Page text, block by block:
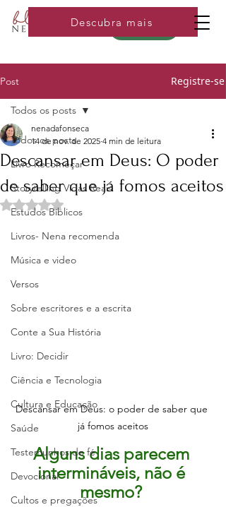
Loja
Descubra mais
Post Registre-se
Todos os posts
Livro Recomeçar
Storytelling Vidas Reais
Estudos Bíblicos
Livros- Nena recomenda
Música e video
Versos
Sobre escritores e a escrita
Conte a Sua História
Livro: Decidir
Ciência e Tecnologia
Cultura e Educação
Saúde
Testemunhos de fé
Devocional
Cultos e pregações
Todos os posts
Descansar em Deus: O poder
de saber que já fomos aceitos
nenadafonseca
14 de nov. de 2025 4 min de leitura
Avaliado com NaN de 5 estrelas.
Descansar em Deus: o poder de saber que
já fomos aceitos
Alguns dias parecem
intermináveis, não é
mesmo?